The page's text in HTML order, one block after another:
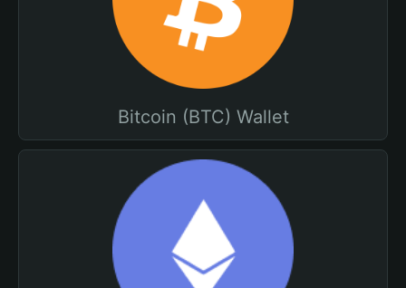
Bitcoin (BTC) Wallet